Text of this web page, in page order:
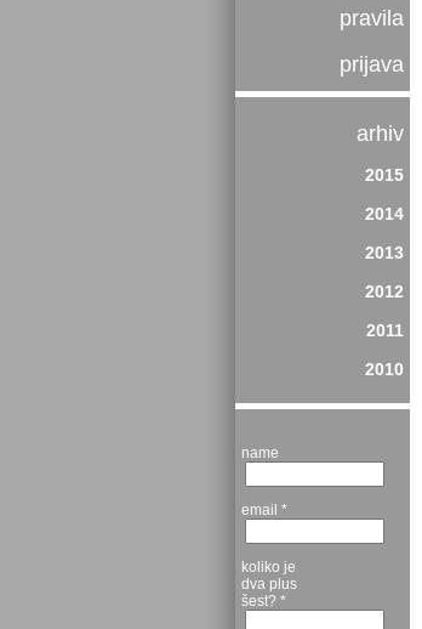
pravila
prijava
arhiv
2015
2014
2013
2012
2011
2010
name
email *
koliko je
dva plus
šest? *